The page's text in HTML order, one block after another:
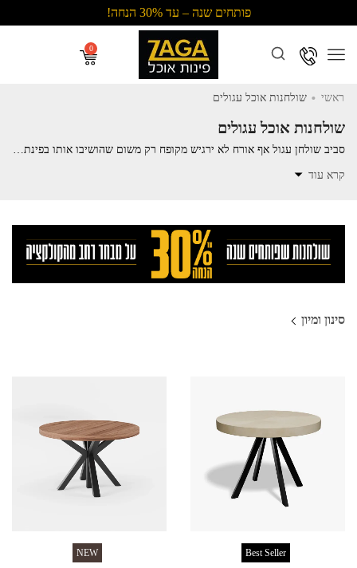
פותחים שנה – עד 30% הנחה!
Menu
ראשי . שולחנות אוכל עגולים
שולחנות אוכל עגולים
סביב שולחן עגול אף אורח לא ירגיש מקופח רק משום שהושיבו אותו בפינת השולחן. צורת העיגול היא הרמונית למראה, זורמת ומקרינה שלמות. שולחן עגול יוצר תחושה חמימה של קרבה בין הסועדים.
קרא עוד
סינון ומיון
Best Seller
NEW